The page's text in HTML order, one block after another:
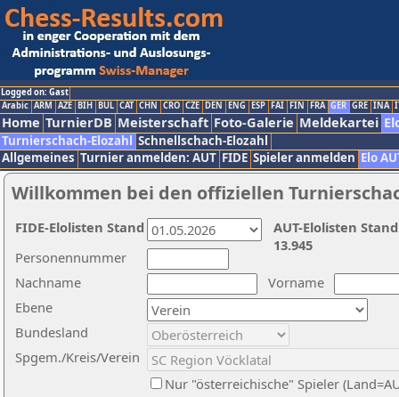
Logged on: Gast
Arabic ARM AZE BIH BUL CAT CHN CRO CZE DEN ENG ESP FAI FIN FRA GER GRE INA
Home TurnierDB Meisterschaft Foto-Galerie Meldekartei
Turnierschach-Elozahl Schnellschach-Elozahl
Allgemeines Turnier anmelden: AUT FIDE Spieler anmelden Elo
Willkommen bei den offiziellen
Nachname
Vorname
Ebene
Personennummer
Bundesland
Spgem./Kreis/Verein
Nur "österreichische" Spieler
AUT-Elolisten
13.945
FIDE-Elolisten Stand